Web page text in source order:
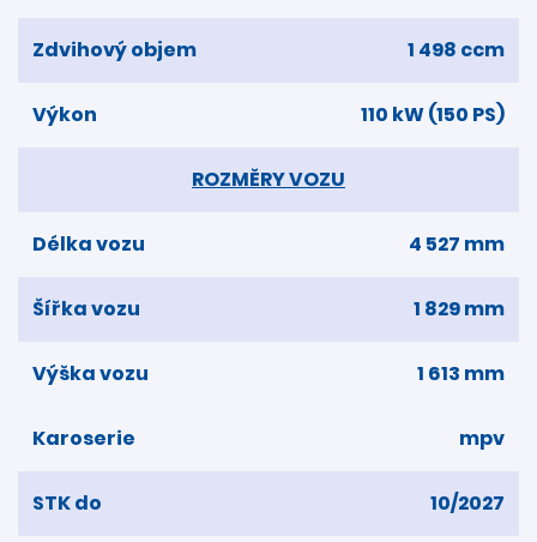
Zdvihový objem 1 498 ccm
Výkon 110 kW (150 PS)
ROZMĚRY VOZU
Délka vozu 4 527 mm
Šířka vozu 1 829 mm
Výška vozu 1 613 mm
Karoserie mpv
STK do 10/2027